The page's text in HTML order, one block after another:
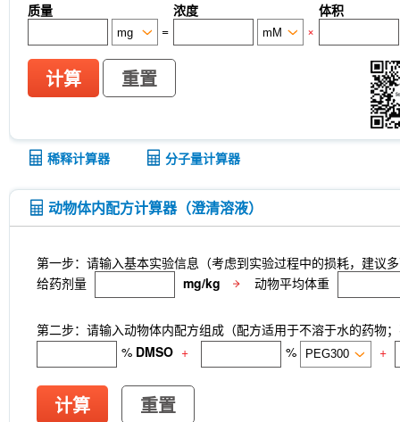
质量 浓度
体积
=
×
计算 重置
稀释计算器 分子量计算器
动物体内配方计算器（澄清溶液）
第一步：请输入基本实验信息（考虑到实验过程中的损耗，建议
给药剂量
mg/kg 动物平均体重
第二步：请输入动物体内配方组成（配方适用于不溶于水的药物
% DMSO + % +
计算 重置